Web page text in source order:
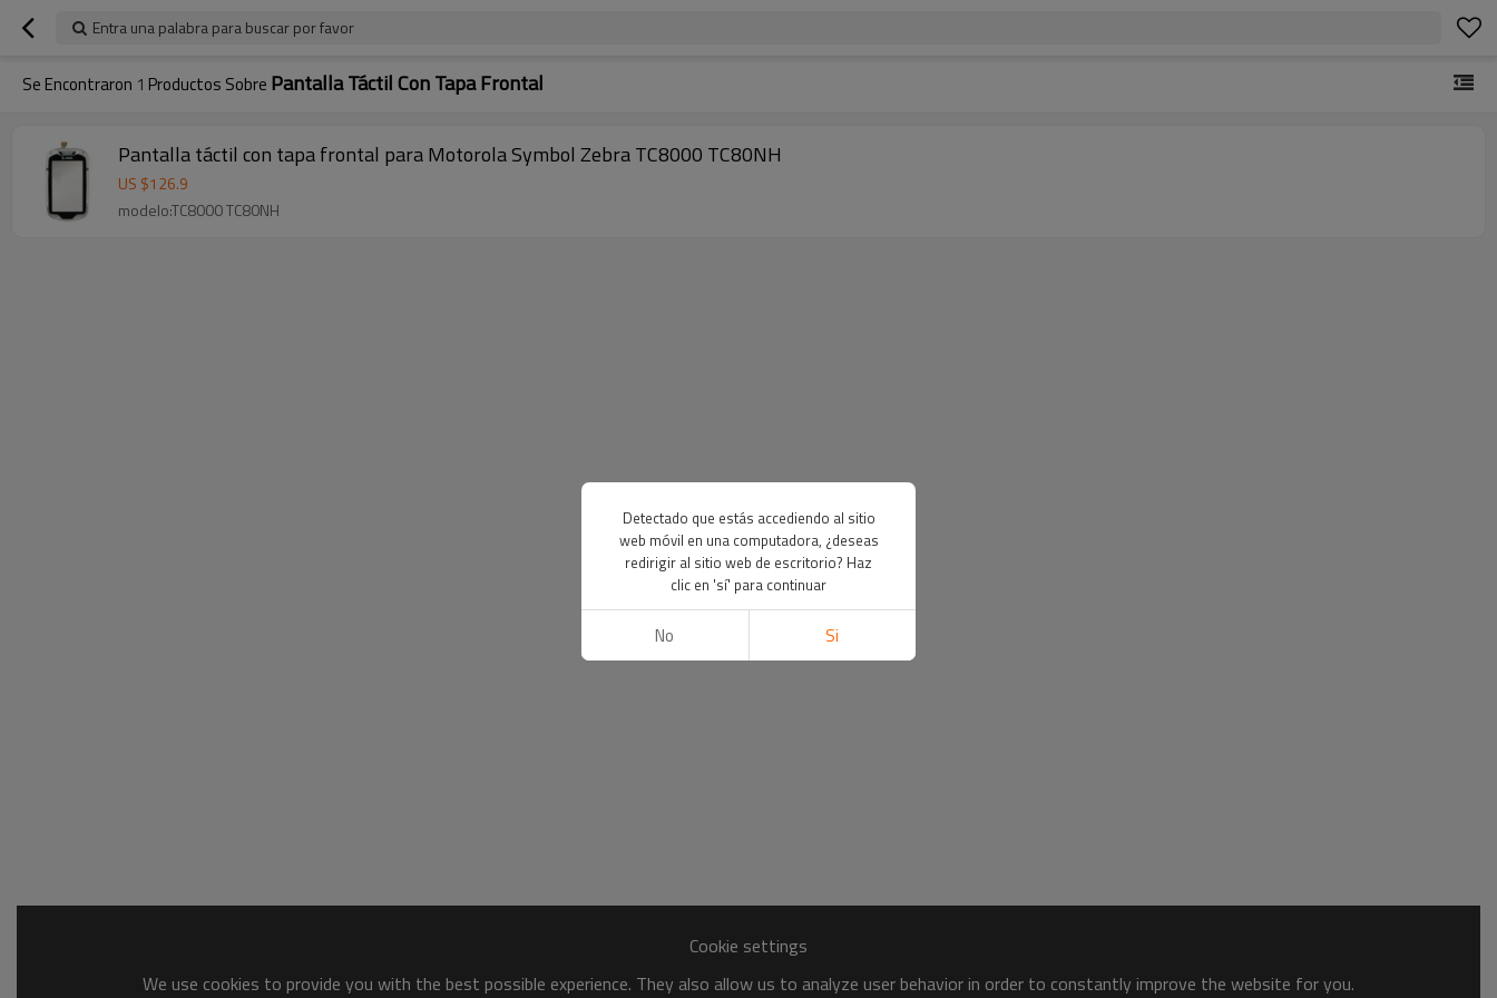
Entra una palabra para buscar por favor
Se Encontraron 1 Productos Sobre Pantalla Táctil Con Tapa Frontal
Pantalla táctil con tapa frontal para Motorola Symbol Zebra TC8000 TC80NH
US $126.9
modelo:TC8000 TC80NH
Cookie settings
We use cookies to provide you with the best possible experience. They also allow us to analyze user behavior in order to constantly improve the website for you.
Detectado que estás accediendo al sitio
web móvil en una computadora, ¿deseas
redirigir al sitio web de escritorio? Haz
clic en 'sí' para continuar
No Si